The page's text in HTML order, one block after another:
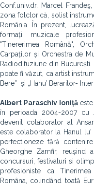
Conf.univ.dr. Marcel
zona folclorică, solist
România. În prezent,
formații muzicale
"Tinererimea Română",
Carpaților și Orchestra de
Radiodifuziune din
poate fi văzut, ca artist
Bere” și „Hanu’ Berarilor-
Albert Paraschiv Ionițăeste
în perioada 2004-2007 cu
devenit colaborator al
este colaborator la Hanul lu'
perfectioneze fără
Gheorghe Zamfir, reușind
concursuri, festivaluri si
profesioniste ca
Româna, colindând toată